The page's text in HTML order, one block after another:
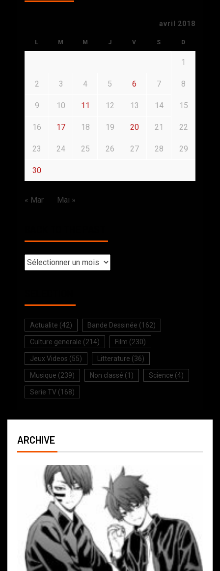
avril 2018
L M M J V S D
1
2 3 4 5 6 7 8
9 10 11 12 13 14 15
16 17 18 19 20 21 22
23 24 25 26 27 28 29
30
« Mar Mai »
Actualite (42) Bande Dessinée (162)
Culture generale (214) Film (230)
Jeux Videos (55) Litterature (36)
Musique (239) Non classé (1) Science (4)
Serie TV (168)
ARCHIVE